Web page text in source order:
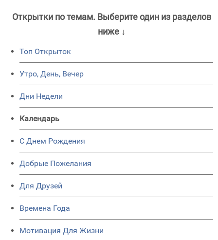
Открытки по темам. Выберите один из разделов
ниже ↓
Топ Открыток
Утро, День, Вечер
Дни Недели
Календарь
C Днем Рождения
Добрые Пожелания
Для Друзей
Времена Года
Мотивация Для Жизни